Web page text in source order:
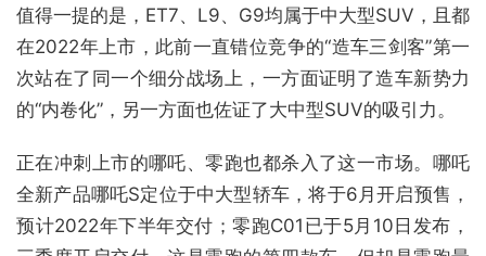
值得一提的是，ET7、L9、G9均属于中大型SUV，且都
在2022年上市，此前一直错位竞争的“造车三剑客”第一
次站在了同一个细分战场上，一方面证明了造车新势力
的“内卷化”，另一方面也佐证了大中型SUV的吸引力。
正在冲刺上市的哪吒、零跑也都杀入了这一市场。哪吒
全新产品哪吒S定位于中大型轿车，将于6月开启预售，
预计2022年下半年交付；零跑C01已于5月10日发布，